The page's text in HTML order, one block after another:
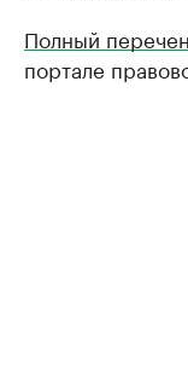
Полный
портале